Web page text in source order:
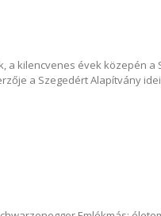
kilencvenes évek közepén a
a Szegedért Alapítvány